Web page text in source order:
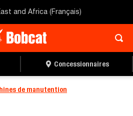
and Africa (Français)
Concessionnaires
de manutention